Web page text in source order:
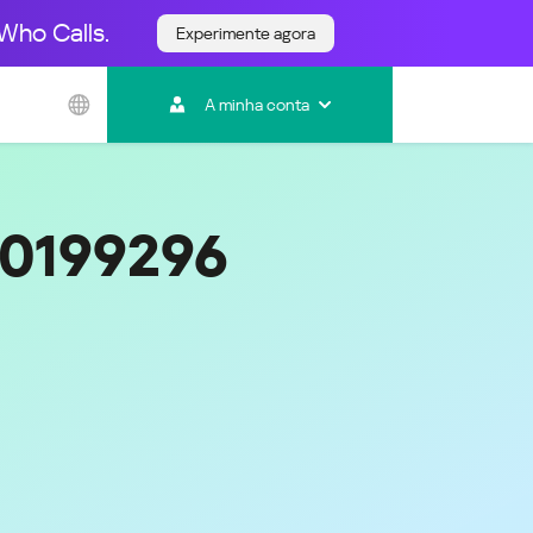
Calls. Experimente agora
A minha conta
Ásia e Pacífico
Australia
India
Malaysia - Bahasa Melayu
New Zealand